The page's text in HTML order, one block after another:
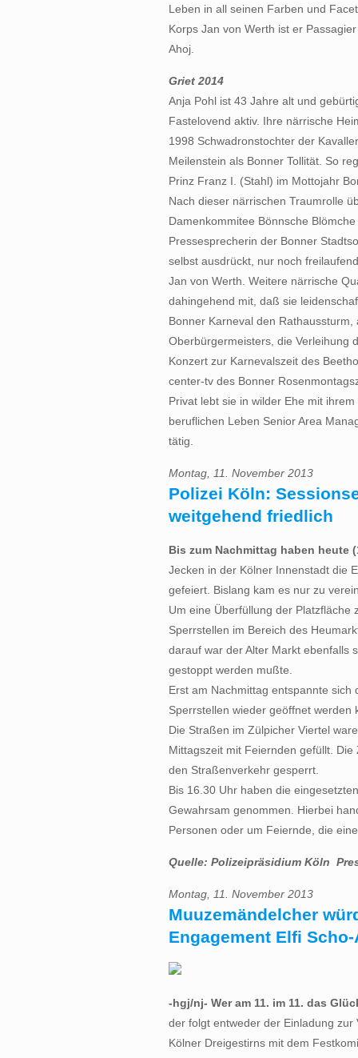
Leben in all seinen Farben und
Korps Jan von Werth ist er
Ahoj.
Griet 2014
Anja Pohl ist 43 Jahre alt und
Fastelovend aktiv. Ihre närrische
1998 Schwadronstochter der
Meilenstein als Bonner Tollität. So
Prinz Franz I. (Stahl) im Mottojahr
Nach dieser närrischen Traumrolle
Damenkommitee Bönnsche
Pressesprecherin der Bonner
selbst ausdrückt, nur noch
Jan von Werth. Weitere närrische
dahingehend mit, daß sie
Bonner Karneval den
Oberbürgermeisters, die Verleihung
Konzert zur Karnevalszeit des
center-tv des Bonner
Privat lebt sie in wilder Ehe mit
beruflichen Leben Senior Area
tätig.
Montag, 11. November 2013
Polizei Köln:
weitgehend friedlich
Bis zum Nachmittag haben heute
Jecken in der Kölner Innenstadt
gefeiert. Bislang kam es nur zu
Um eine Überfüllung der Platzfläche
Sperrstellen im Bereich des
darauf war der Alter Markt ebenfalls
gestoppt werden mußte.
Erst am Nachmittag entspannte sich
Sperrstellen wieder geöffnet werden
Die Straßen im Zülpicher Viertel
Mittagszeit mit Feiernden gefüllt.
den Straßenverkehr gesperrt.
Bis 16.30 Uhr haben die
Gewahrsam genommen. Hierbei
Personen oder um Feiernde, die
Quelle: Polizeipräsidium Köln 
Montag, 11. November 2013
Muuzemändelcher
Engagement Elfi Scho-
-hgj/nj- Wer am 11. im 11. das
der folgt entweder der Einladung
Kölner Dreigestirns mit dem